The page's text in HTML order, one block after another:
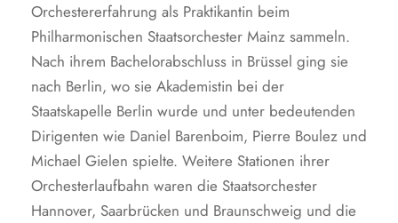
Orchestererfahrung als Praktikantin beim
Philharmonischen Staatsorchester Mainz sammeln.
Nach ihrem Bachelorabschluss in Brüssel ging sie
nach Berlin, wo sie Akademistin bei der
Staatskapelle Berlin wurde und unter bedeutenden
Dirigenten wie Daniel Barenboim, Pierre Boulez und
Michael Gielen spielte. Weitere Stationen ihrer
Orchesterlaufbahn waren die Staatsorchester
Hannover, Saarbrücken und Braunschweig und die